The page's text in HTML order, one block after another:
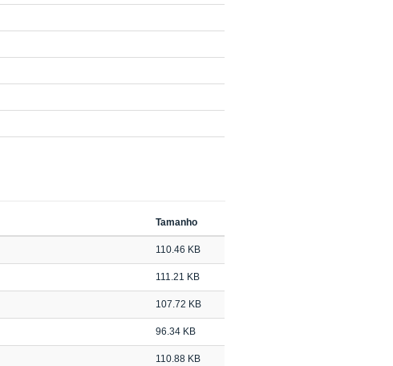
Tamanho
110.46 KB
111.21 KB
107.72 KB
96.34 KB
110.88 KB